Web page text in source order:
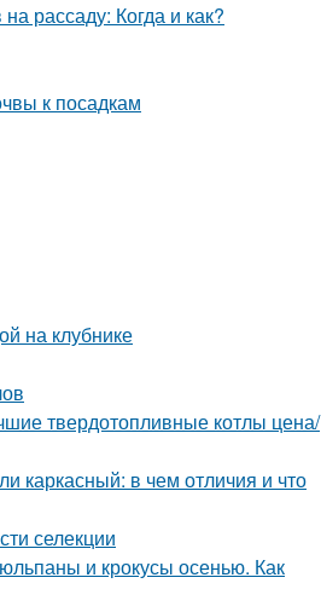
рассаду: Когда и как?
к посадкам
на клубнике
твердотопливные котлы цена/
каркасный: в чем отличия и что
селекции
и крокусы осенью. Как